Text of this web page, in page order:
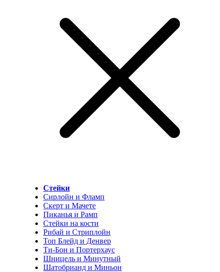
Стейки
Сирлойн и Фламп
Скерт и Мачете
Пиканья и Рамп
Стейки на кости
Рибай и Стриплойн
Топ Блейд и Денвер
Ти-Бон и Портерхаус
Шницель и Минутный
Шатобрианд и Миньон